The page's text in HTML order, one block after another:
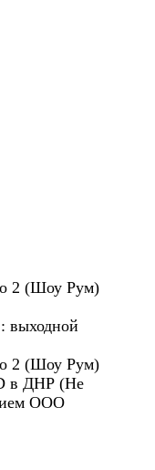
2 (Шоу Рум)
выходной
2 (Шоу Рум)
в ДНР (Не
ООО